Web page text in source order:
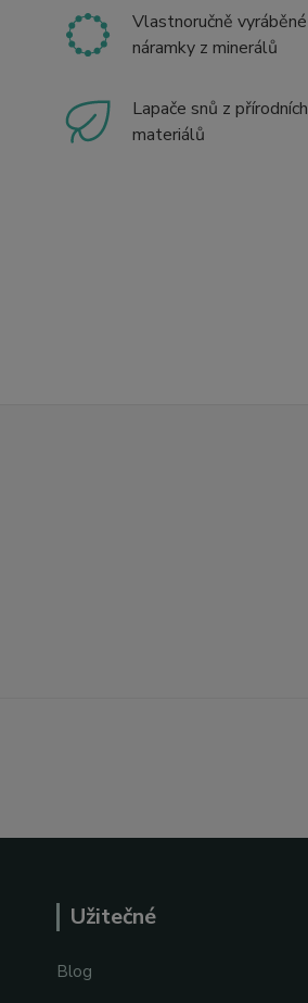
Vlastnoručně vyráběné
náramky z minerálů
Lapače snů z přírodních
materiálů
Užitečné
Blog